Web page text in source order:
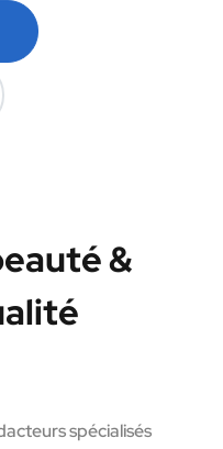
&
spécialisés